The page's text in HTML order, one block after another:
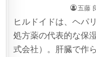
BY
五藤
ヒルドイドは、ヘパ
処方薬の代表的な保
式会社）。肝臓で作